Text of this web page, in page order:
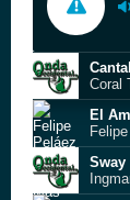
Coral
El
Sway